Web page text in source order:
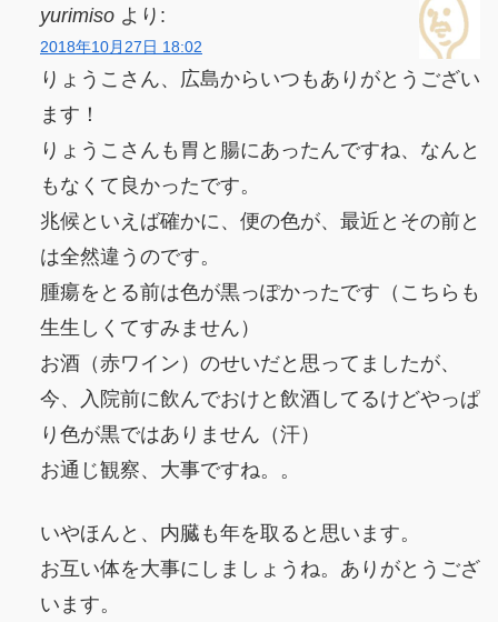
yurimiso より:
2018年10月27日 18:02
りょうこさん、広島からいつもありがとうござい
ます！
りょうこさんも胃と腸にあったんですね、なんと
もなくて良かったです。
兆候といえば確かに、便の色が、最近とその前と
は全然違うのです。
腫瘍をとる前は色が黒っぽかったです（こちらも
生生しくてすみません）
お酒（赤ワイン）のせいだと思ってましたが、
今、入院前に飲んでおけと飲酒してるけどやっぱ
り色が黒ではありません（汗）
お通じ観察、大事ですね。。
いやほんと、内臓も年を取ると思います。
お互い体を大事にしましょうね。ありがとうござ
います。